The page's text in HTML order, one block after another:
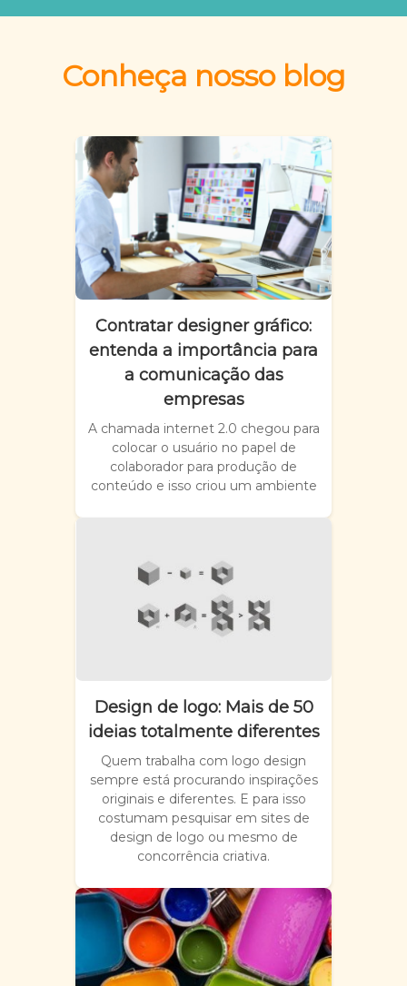
Conheça nosso blog
Contratar designer gráfico:
entenda a importância para
a comunicação das
empresas
A chamada internet 2.0 chegou para
colocar o usuário no papel de
colaborador para produção de
conteúdo e isso criou um ambiente
Design de logo: Mais de 50
ideias totalmente diferentes
Quem trabalha com logo design
sempre está procurando inspirações
originais e diferentes. E para isso
costumam pesquisar em sites de
design de logo ou mesmo de
concorrência criativa.